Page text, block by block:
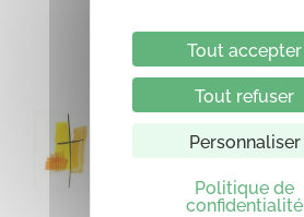
Tout accepter
Tout refuser
Personnaliser
Politique de
confidentialité